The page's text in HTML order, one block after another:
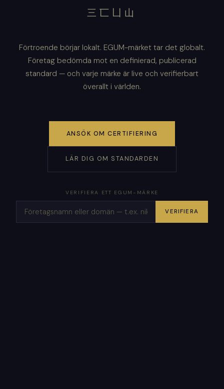
三匸凵山
Förtroende börjar lokalt. EGUM-märket tar det globalt.
Företag bedömda mot en definierad, publicerad
standard — och varje märke är live och verifierbart
överallt i världen.
ANSÖK OM CERTIFIERING
LÄR DIG OM STANDARDEN
VERIFIERA ETT EGUM-MÄRKE
VERIFIERA